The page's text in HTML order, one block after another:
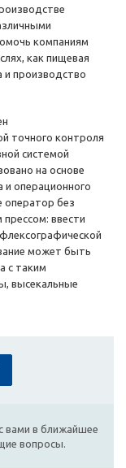
компаниям
как пищевая
производство
точного контроля
системой
на основе
и операционного
оператор без
ввести
может быть
с таким
высекальные
вами в ближайшее
вопросы.